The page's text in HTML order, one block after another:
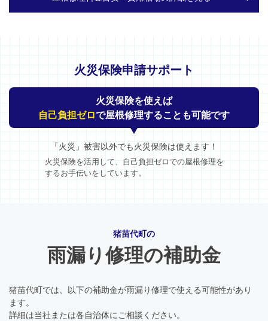
火災保険申請サポート
火災保険を使えば
自己負担ゼロで屋根修理することも可能です
「火災」被害以外でも火災保険は使えます！
火災保険を活用して、自己負担ゼロでの屋根修理を
するお手伝いをしています。
猪苗代町の
雨漏り修理の補助金
猪苗代町では、以下の補助金が雨漏り修理で使える可能性があり
ます。
詳細は当社または各自治体にご相談ください。